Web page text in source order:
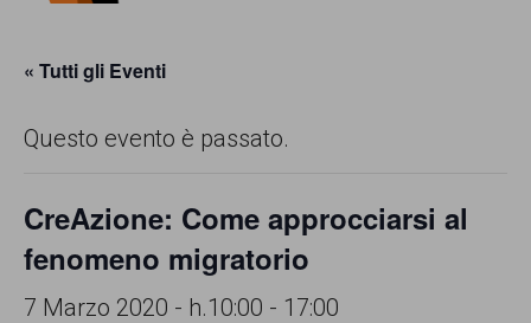
di
ordinario
razzismo
sito
informazione,
approfondimento
« Tutti gli Eventi
Questo evento è passato.
CreAzione: Come approcciarsi al
fenomeno migratorio
7 Marzo 2020 - h.10:00 - 17:00